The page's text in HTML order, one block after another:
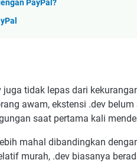
PayPal?
tidak lepas dari
awam, ekstensi .dev belum
saat pertama kali
mahal dibandingkan
murah, .dev biasanya